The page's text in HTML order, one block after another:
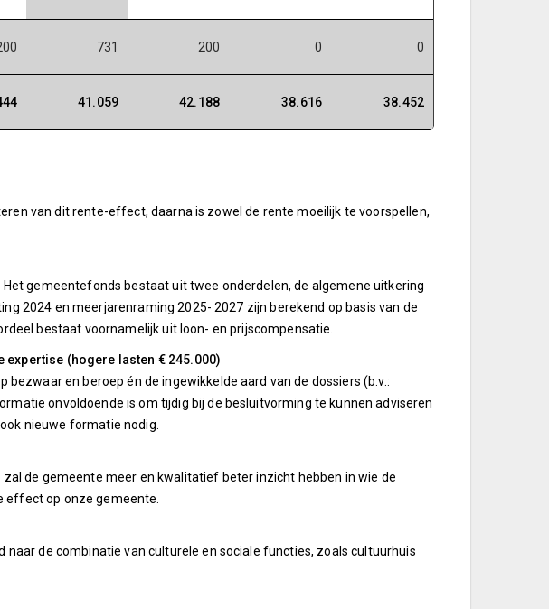
731 200 0 0
41.059 42.188 38.616 38.452
van dit rente-effect, daarna is zowel de rente moeilijk te voorspellen,
gemeentefonds bestaat uit twee onderdelen, de algemene uitkering
2024 en meerjarenraming 2025- 2027 zijn berekend op basis van de
bestaat voornamelijk uit loon- en prijscompensatie.
(hogere lasten € 245.000)
en beroep én de ingewikkelde aard van de dossiers (b.v.:
onvoldoende is om tijdig bij de besluitvorming te kunnen adviseren
nieuwe formatie nodig.
de gemeente meer en kwalitatief beter inzicht hebben in wie de
effect op onze gemeente.
de combinatie van culturele en sociale functies, zoals cultuurhuis